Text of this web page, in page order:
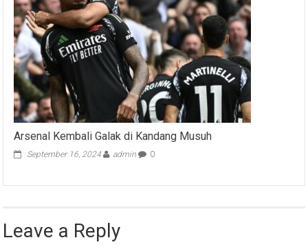
Arsenal Kembali Galak di Kandang Musuh
September 16, 2024 admin 0
Leave a Reply